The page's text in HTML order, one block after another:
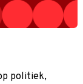
politiek,